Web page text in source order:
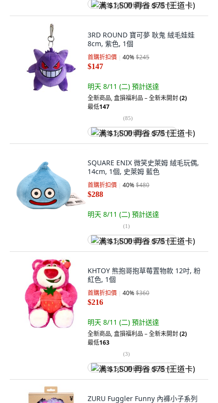
满 $1,500 再省 $75 (王道卡)
3RD ROUND 寶可夢 耿鬼 絨毛娃娃
8cm, 紫色, 1個
首購折扣價 40%$245
$147
明天 8/11 (二) 預計送達
全新商品,盒損福利品 – 全新未開封(2)
最低147
(85)
满 $1,500 再省 $75 (王道卡)
SQUARE ENIX 微笑史萊姆 絨毛玩偶,
14cm, 1個, 史萊姆 藍色
首購折扣價 40%$480
$288
明天 8/11 (二) 預計送達
(1)
满 $1,500 再省 $75 (王道卡)
KHTOY 熊抱哥抱草莓置物款 12吋, 粉
紅色, 1個
首購折扣價 40%$360
$216
明天 8/11 (二) 預計送達
全新商品,盒損福利品 – 全新未開封(2)
最低163
(3)
满 $1,500 再省 $75 (王道卡)
ZURU Fuggler Funny 內褲小子系列